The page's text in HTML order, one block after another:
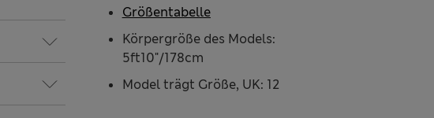
Körpergröße des Models:
5ft10"/178cm
Model trägt Größe, UK: 12
Größentabelle